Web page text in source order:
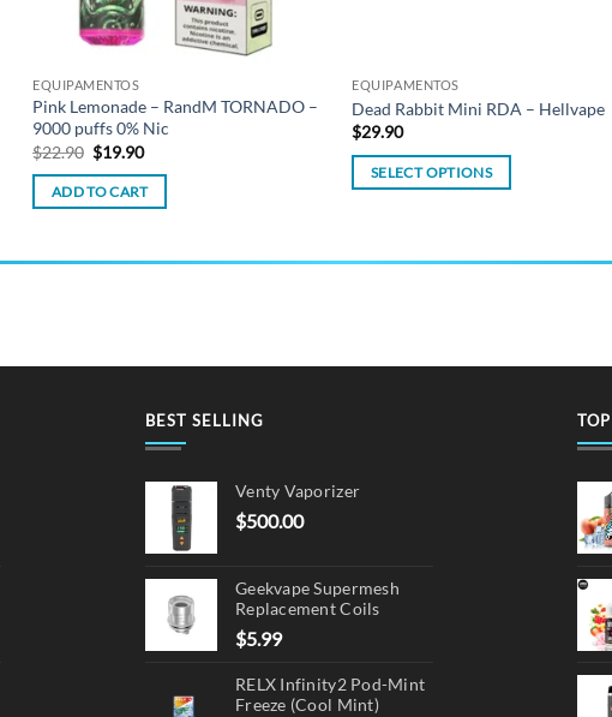
EQUIPAMENTOS
Pink Lemonade – RandM TORNADO –
9000 puffs 0% Nic
$22.90 Original
price
was:
$22.90.
$19.90Current
is:
$19.90.
ADD TO CART
EQUIPAMENTOS
Dead Rabbit Mini RDA – Hellvape
$29.90
SELECT OPTIONS
has
options
BEST SELLING
Venty Vaporizer
$500.00
Geekvape Supermesh
Replacement Coils
$5.99
RELX Infinity2 Pod-Mint
Freeze (Cool Mint)